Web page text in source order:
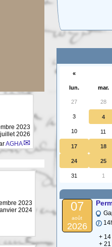
2023
2026
AGHA
2023
2024
Carte
La carte
des (…)
«
lun. mar.
27 28
3 4
10 11
17 18
24 25
31 1
07
août
2026
+
+